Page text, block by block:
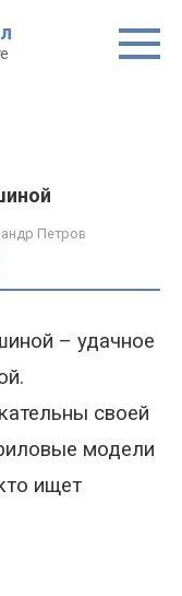
Петров
– удачное
своей
модели
ищет